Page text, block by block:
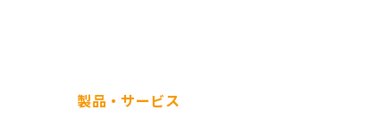
製品・サービス